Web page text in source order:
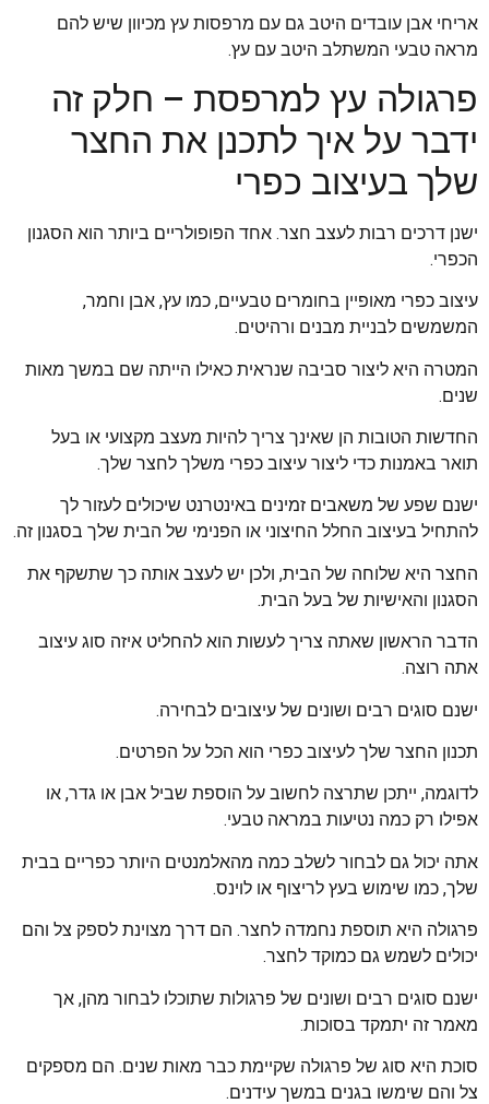
אריחי אבן עובדים היטב גם עם מרפסות עץ מכיוון שיש להם
מראה טבעי המשתלב היטב עם עץ.
פרגולה עץ למרפסת – חלק זה
ידבר על איך לתכנן את החצר
שלך בעיצוב כפרי
ישנן דרכים רבות לעצב חצר. אחד הפופולריים ביותר הוא הסגנון
הכפרי.
עיצוב כפרי מאופיין בחומרים טבעיים, כמו עץ, אבן וחמר,
המשמשים לבניית מבנים ורהיטים.
המטרה היא ליצור סביבה שנראית כאילו הייתה שם במשך מאות
שנים.
החדשות הטובות הן שאינך צריך להיות מעצב מקצועי או בעל
תואר באמנות כדי ליצור עיצוב כפרי משלך לחצר שלך.
ישנם שפע של משאבים זמינים באינטרנט שיכולים לעזור לך
להתחיל בעיצוב החלל החיצוני או הפנימי של הבית שלך בסגנון זה.
החצר היא שלוחה של הבית, ולכן יש לעצב אותה כך שתשקף את
הסגנון והאישיות של בעל הבית.
הדבר הראשון שאתה צריך לעשות הוא להחליט איזה סוג עיצוב
אתה רוצה.
ישנם סוגים רבים ושונים של עיצובים לבחירה.
תכנון החצר שלך לעיצוב כפרי הוא הכל על הפרטים.
לדוגמה, ייתכן שתרצה לחשוב על הוספת שביל אבן או גדר, או
אפילו רק כמה נטיעות במראה טבעי.
אתה יכול גם לבחור לשלב כמה מהאלמנטים היותר כפריים בבית
שלך, כמו שימוש בעץ לריצוף או לוינס.
פרגולה היא תוספת נחמדה לחצר. הם דרך מצוינת לספק צל והם
יכולים לשמש גם כמוקד לחצר.
ישנם סוגים רבים ושונים של פרגולות שתוכלו לבחור מהן, אך
מאמר זה יתמקד בסוכות.
סוכת היא סוג של פרגולה שקיימת כבר מאות שנים. הם מספקים
צל והם שימשו בגנים במשך עידנים.